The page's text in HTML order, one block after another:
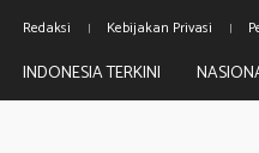
Redaksi Kebijakan Privasi
INDONESIA TERKINI